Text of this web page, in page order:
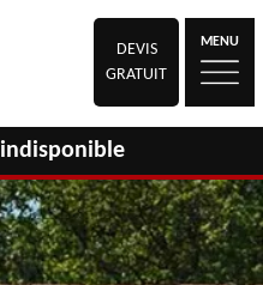
DEVIS
GRATUIT
MENU
indisponible